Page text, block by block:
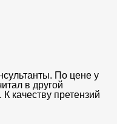
По цене у
в другой
качеству претензий